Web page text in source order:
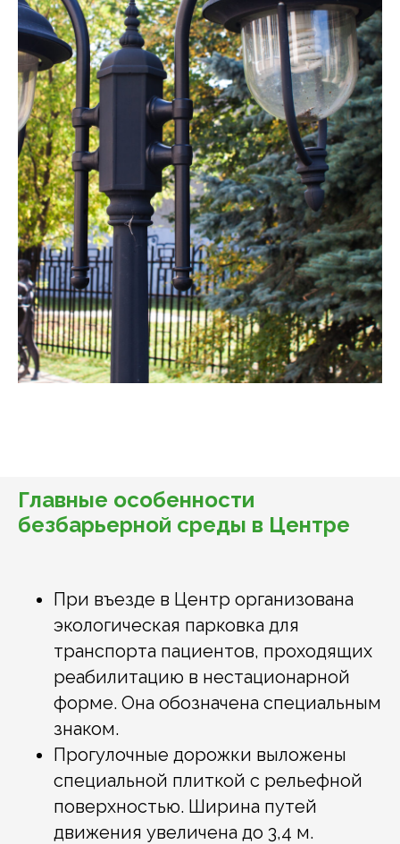
Главные особенности
безбарьерной среды в Центре
При въезде в Центр организована
экологическая парковка для
транспорта пациентов, проходящих
реабилитацию в нестационарной
форме. Она обозначена специальным
знаком.
Прогулочные дорожки выложены
специальной плиткой с рельефной
поверхностью. Ширина путей
движения увеличена до 3,4 м.